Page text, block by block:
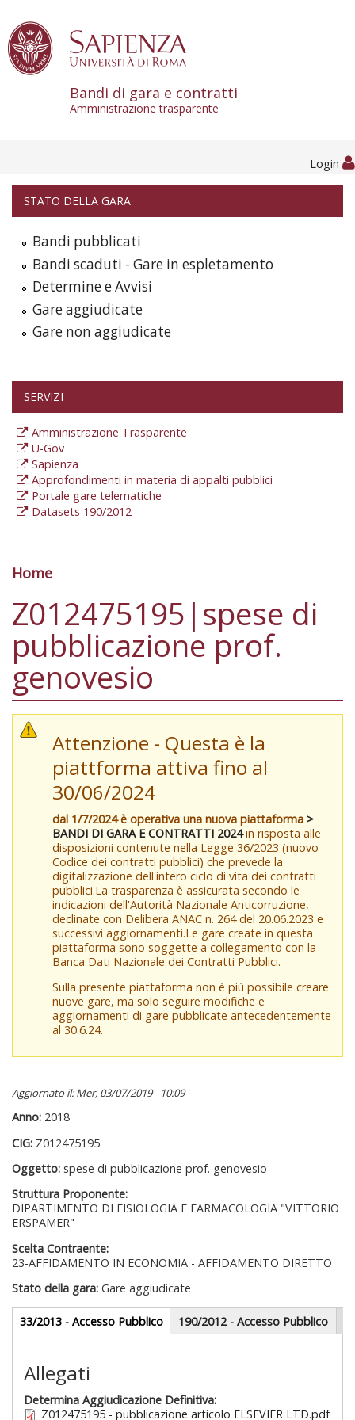
Bandi di gara e contratti
Amministrazione trasparente
Login
STATO DELLA GARA
Bandi pubblicati
Bandi scaduti - Gare in espletamento
Determine e Avvisi
Gare aggiudicate
Gare non aggiudicate
SERVIZI
Amministrazione Trasparente
U-Gov
Sapienza
Approfondimenti in materia di appalti pubblici
Portale gare telematiche
Datasets 190/2012
Tu sei qui
Home
Z012475195|spese di
pubblicazione prof.
genovesio
Attenzione - Questa è la
piattforma attiva fino al
30/06/2024
dal 1/7/2024 è operativa una nuova piattaforma >
BANDI DI GARA E CONTRATTI 2024in risposta alle
disposizioni contenute nella Legge 36/2023 (nuovo
Codice dei contratti pubblici) che prevede la
digitalizzazione dell'intero ciclo di vita dei contratti
pubblici.La trasparenza è assicurata secondo le
indicazioni dell'Autorità Nazionale Anticorruzione,
declinate con Delibera ANAC n. 264 del 20.06.2023 e
successivi aggiornamenti.Le gare create in questa
piattaforma sono soggette a collegamento con la
Banca Dati Nazionale dei Contratti Pubblici.
Sulla presente piattaforma non è più possibile creare
nuove gare, ma solo seguire modifiche e
aggiornamenti di gare pubblicate antecedentemente
al 30.6.24.
Aggiornato il: Mer, 03/07/2019 - 10:09
Anno: 2018
CIG: Z012475195
Oggetto: spese di pubblicazione prof. genovesio
Struttura Proponente:
DIPARTIMENTO DI FISIOLOGIA E FARMACOLOGIA "VITTORIO
ERSPAMER"
Scelta Contraente:
23-AFFIDAMENTO IN ECONOMIA - AFFIDAMENTO DIRETTO
Stato della gara: Gare aggiudicate
Gare appalti
33/2013 - Accesso Pubblico(scheda
attiva)
190/2012 - Accesso Pubblico
Sezione redazionale
Allegati
Determina Aggiudicazione Definitiva:
Z012475195 - pubblicazione articolo ELSEVIER LTD.pdf